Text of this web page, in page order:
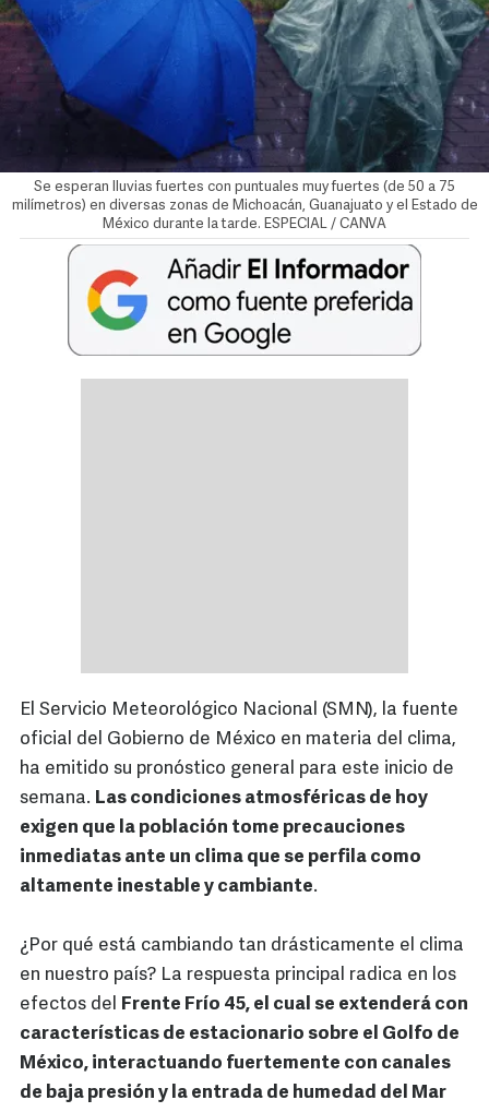
Se esperan lluvias fuertes con puntuales muy fuertes (de 50 a 75
milímetros) en diversas zonas de Michoacán, Guanajuato y el Estado de
México durante la tarde. ESPECIAL / CANVA
El Servicio Meteorológico Nacional (SMN), la fuente
oficial del Gobierno de México en materia del clima,
ha emitido su pronóstico general para este inicio de
semana. Las condiciones atmosféricas de hoy
exigen que la población tome precauciones
inmediatas ante un clima que se perfila como
altamente inestable y cambiante.
¿Por qué está cambiando tan drásticamente el clima
en nuestro país? La respuesta principal radica en los
efectos del Frente Frío 45, el cual se extenderá con
características de estacionario sobre el Golfo de
México, interactuando fuertemente con canales
de baja presión y la entrada de humedad del Mar